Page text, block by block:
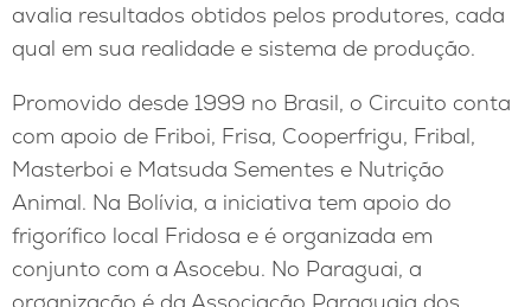
avalia resultados obtidos pelos produtores, cada
qual em sua realidade e sistema de produção.
Promovido desde 1999 no Brasil, o Circuito conta
com apoio de Friboi, Frisa, Cooperfrigu, Fribal,
Masterboi e Matsuda Sementes e Nutrição
Animal. Na Bolívia, a iniciativa tem apoio do
frigorífico local Fridosa e é organizada em
conjunto com a Asocebu. No Paraguai, a
organização é da Associação Paraguaia dos